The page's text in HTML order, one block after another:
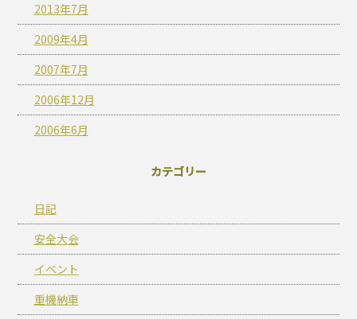
2013年7月
2009年4月
2007年7月
2006年12月
2006年6月
カテゴリー
日記
安全大会
イベント
重機納車